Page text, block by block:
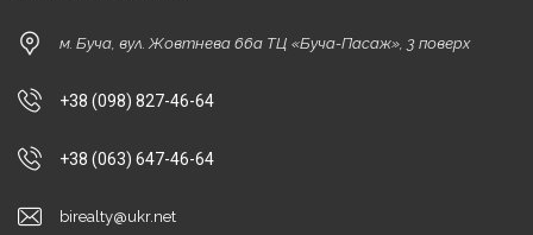
м. Буча, вул. Жовтнева 66а ТЦ «Буча-Пасаж», 3 поверх
+38 (098) 827-46-64
+38 (063) 647-46-64
birealty@ukr.net